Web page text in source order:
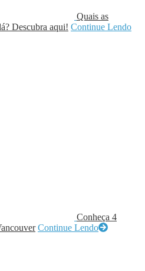
Quais as
Descubra aqui! Continue Lendo
Conheça 4
Continue Lendo